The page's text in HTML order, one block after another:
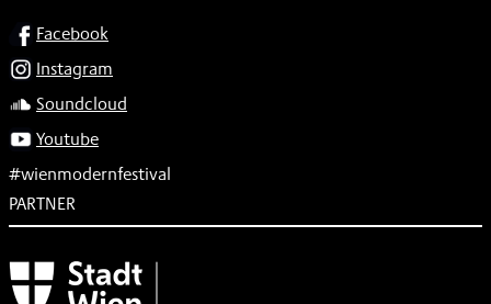
SOCIALFacebook
Instagram
Soundcloud
Youtube
#wienmodernfestival
PARTNER
Subventionsgeber